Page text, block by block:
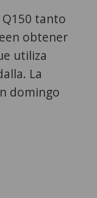
Q150 tanto
obtener
utiliza
La
domingo